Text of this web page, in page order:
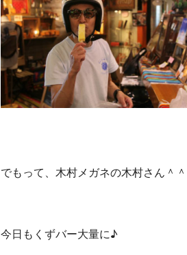
でもって、木村メガネの木村さん＾＾
今日もくずバー大量に♪